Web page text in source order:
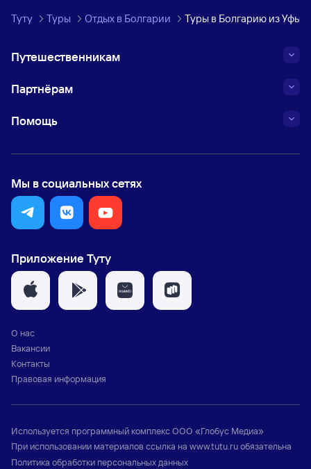
Туту Туры Отдых в Болгарии Туры в Болгарию из Уфы
Путешественникам
Партнёрам
Помощь
Мы в социальных сетях
Приложение Туту
О нас
Вакансии
Контакты
Правовая информация
Используется программный комплексООО «Глобус Медиа»
При использовании материалов ссылка на www.tutu.ruобязательна
Политика обработки персональных данных